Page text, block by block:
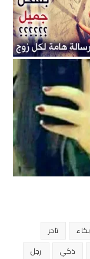
بكاء
تاجر
ذكي
رجل